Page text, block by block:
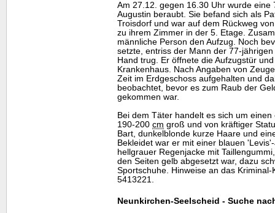
Am 27.12. gegen 16.30 Uhr wurde eine
Augustin beraubt. Sie befand sich als
Troisdorf und war auf dem Rückweg
zu ihrem Zimmer in der 5. Etage.
männliche Person den Aufzug. Noch
setzte, entriss der Mann der 77-
Hand trug. Er öffnete die Aufzugstür
Krankenhaus. Nach Angaben von
Zeit im Erdgeschoss aufgehalten und
beobachtet, bevor es zum Raub der
gekommen war.
Bei dem Täter handelt es sich um
190-200 cm groß und von kräftiger
Bart, dunkelblonde kurze Haare und
Bekleidet war er mit einer blauen 'Levis'-
hellgrauer Regenjacke mit
den Seiten gelb abgesetzt war, dazu
Sportschuhe. Hinweise an das
5413221.
Neunkirchen-Seelscheid - Suche